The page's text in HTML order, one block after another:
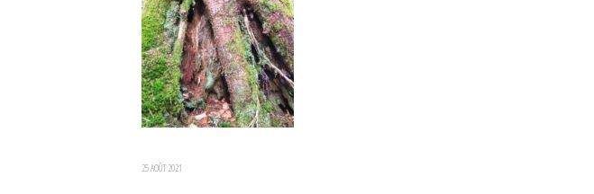
25 AOÛT 2021